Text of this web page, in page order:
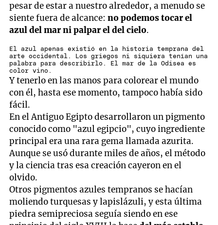
pesar de estar a nuestro alrededor, a menudo se
siente fuera de alcance:no podemos tocar el
azul del mar ni palpar el del cielo.
El azul apenas existió en la historia temprana del
arte occidental. Los griegos ni siquiera tenían una
palabra para describirlo. El mar de la Odisea es
color vino.
Y tenerlo en las manos para colorear el mundo
con él, hasta ese momento, tampoco había sido
fácil.
En el Antiguo Egipto desarrollaron un pigmento
conocido como "azul egipcio", cuyo ingrediente
principal era una rara gema llamada azurita.
Aunque se usó durante miles de años, el método
y la ciencia tras esa creación cayeron en el
olvido.
Otros pigmentos azules tempranos se hacían
moliendo turquesas y lapislázuli, y esta última
piedra semipreciosa seguía siendo en ese